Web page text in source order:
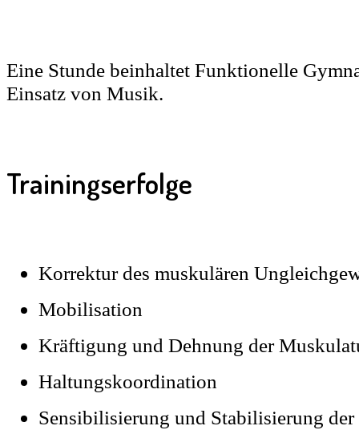
Eine Stunde beinhaltet Funktionelle
Einsatz von Musik.
Trainingserfolge
Korrektur des muskulären
Mobilisation
Kräftigung und Dehnung der
Haltungskoordination
Sensibilisierung und Stabilisierung